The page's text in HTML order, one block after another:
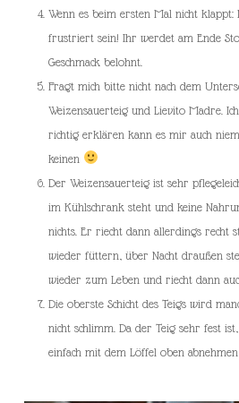
Wenn es beim ersten Mal nicht klappt:
frustriert sein! Ihr werdet am Ende
Geschmack belohnt.
Fragt mich bitte nicht nach dem
Weizensauerteig und Lievito Madre.
richtig erklären kann es mir auch
keinen
Der Weizensauerteig ist sehr
im Kühlschrank steht und keine
nichts. Er riecht dann allerdings recht
wieder füttern, über Nacht draußen
wieder zum Leben und riecht dann
Die oberste Schicht des Teigs wird
nicht schlimm. Da der Teig sehr fest
einfach mit dem Löffel oben